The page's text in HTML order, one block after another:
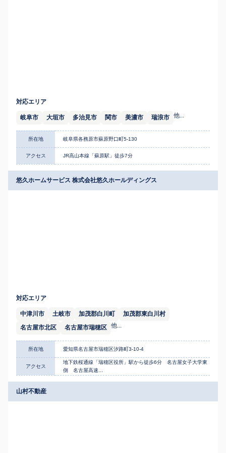
対応エリア
岐阜市 大垣市 多治見市 関市 美濃市 瑞浪市 他...
所在地 岐阜県各務原市蘇原野口町5-130
アクセス JR高山本線「蘇原駅」徒歩7分
悠久ホームサービス 株式会社悠久ホールディングス
対応エリア
中津川市 土岐市 加茂郡白川町
加茂郡東白川村
名古屋市北区
名古屋市瑞穂区 他...
所在地 愛知県名古屋市瑞穂区汐路町3-10-4
アクセス
地下鉄桜通線「瑞穂区役所」駅から徒歩6分 名古屋女子大学東
側 名古屋高速...
山村不動産